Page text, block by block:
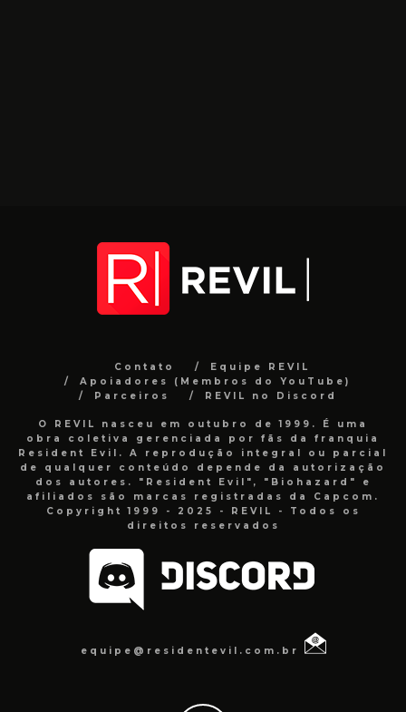
Contato
Equipe REVIL
Apoiadores (Membros do YouTube)
Parceiros
REVIL no Discord
O REVIL nasceu em outubro de 1999. É uma
obra coletiva gerenciada por fãs da franquia
Resident Evil. A reprodução integral ou parcial
de qualquer conteúdo depende da autorização
dos autores. "Resident Evil", "Biohazard" e
afiliados são marcas registradas da Capcom.
Copyright 1999 - 2025 - REVIL - Todos os
direitos reservados
equipe@residentevil.com.br